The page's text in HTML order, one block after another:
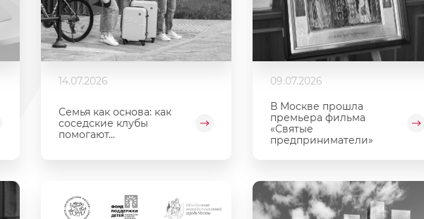
14.07.2026
Семья как основа: как
соседские клубы
помогают...
09.07.2026
В Москве прошла
премьера фильма
«Святые
предприниматели»